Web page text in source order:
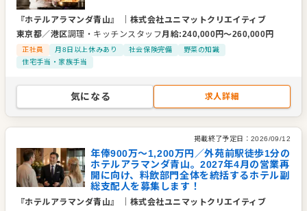
『ホテルアラマンダ青山』
株式会社ユニマットクリエイティブ
東京都／港区調理・キッチンスタッフ月給:240,000円〜260,000円
正社員 月8日以上休みあり 社会保険完備
野菜の知識
住宅手当・家族手当
気になる 求人詳細
掲載終了予定日： 2026/09/12
年俸900万～1,200万円／外苑前駅徒歩1分の
ホテルアラマンダ青山。2027年4月の営業再
開に向け、料飲部門全体を統括するホテル副
総支配人を募集します！
『ホテルアラマンダ青山』
株式会社ユニマットクリエイティブ